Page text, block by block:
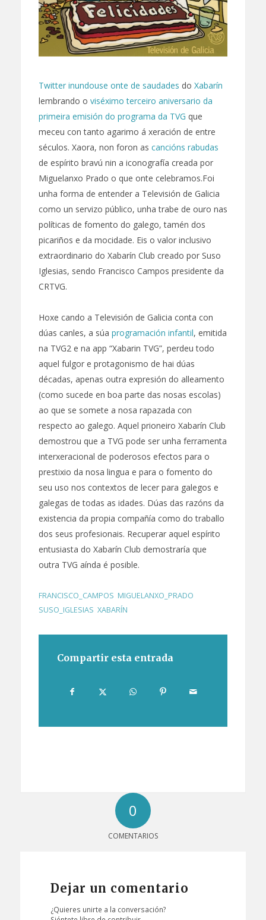
Twitter inundouse onte de saudades do Xabarín
lembrando o viséximo terceiro aniversario da
primeira emisión do programa da TVG que
meceu con tanto agarimo á xeración de entre
séculos. Xaora, non foron as cancións rabudas
de espírito bravú nin a iconografía creada por
Miguelanxo Prado o que onte celebramos.Foi
unha forma de entender a Televisión de Galicia
como un servizo público, unha trabe de ouro nas
políticas de fomento do galego, tamén dos
picariños e da mocidade. Eis o valor inclusivo
extraordinario do Xabarín Club creado por Suso
Iglesias, sendo Francisco Campos presidente da
CRTVG.
Hoxe cando a Televisión de Galicia conta con
dúas canles, a súa programación infantil, emitida
na TVG2 e na app “Xabarin TVG”, perdeu todo
aquel fulgor e protagonismo de hai dúas
décadas, apenas outra expresión do alleamento
(como sucede en boa parte das nosas escolas)
ao que se somete a nosa rapazada con
respecto ao galego. Aquel prioneiro Xabarín Club
demostrou que a TVG pode ser unha ferramenta
interxeracional de poderosos efectos para o
prestixio da nosa lingua e para o fomento do
seu uso nos contextos de lecer para galegos e
galegas de todas as idades. Dúas das razóns da
existencia da propia compañía como do traballo
dos seus profesionais. Recuperar aquel espírito
entusiasta do Xabarín Club demostraría que
outra TVG aínda é posible.
FRANCISCO_CAMPOS MIGUELANXO_PRADO
SUSO_IGLESIAS XABARÍN
Compartir esta entrada
0
COMENTARIOS
Dejar un comentario
¿Quieres unirte a la conversación?